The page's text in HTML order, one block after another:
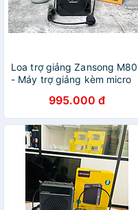
Loa trợ giảng Zansong M80
- Máy trợ giảng kèm micro
Bluetooth 4.2, AUX, USB, SD
card, FM - Công suất 10W,
điều chỉnh được echo - Pin
sạc dung lượng lớn thời gian
dùng lên đến 6h - Âm thanh
rõ ràng, sắc nét - Hàng nhập
995.000 đ